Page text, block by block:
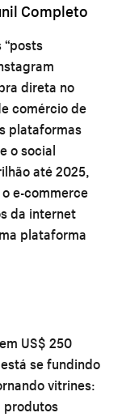
Completo
“posts
direta no
comércio de
plataformas
o social
até 2025,
e-commerce
da internet
plataforma
US$ 250
se fundindo
vitrines:
produtos